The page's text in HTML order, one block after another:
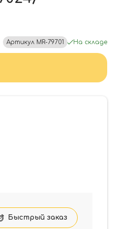
Артикул MR-79701 На складе
Быстрый заказ